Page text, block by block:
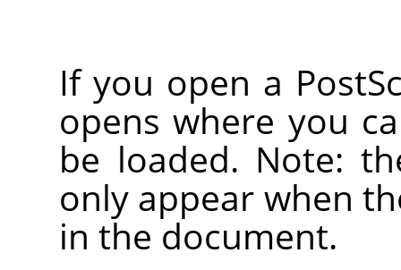
If you open a
opens where you
be loaded. Note:
only appear when
in the document.